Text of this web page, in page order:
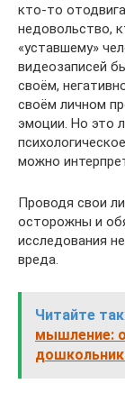
кто-то
недовольство,
«уставшему»
видеозаписей
своём,
своём личном
эмоции. Но это
можно
Проводя свои
осторожны и
исследования
вреда.
Читайте
мышление: